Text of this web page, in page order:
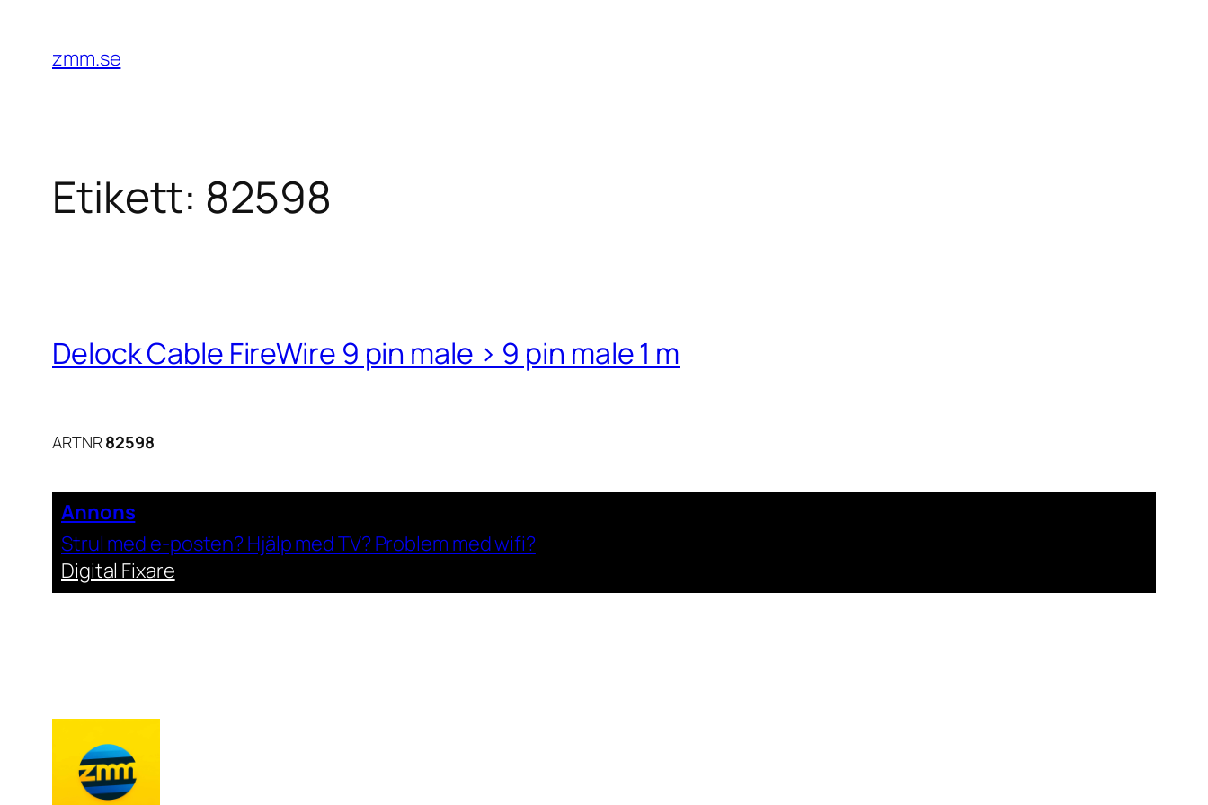
innehåll
zmm.se
Etikett: 82598
Delock Cable FireWire 9 pin male > 9 pin male 1 m
ARTNR82598
Annons
Strul med e-posten? Hjälp med TV? Problem med wifi?
Digital Fixare